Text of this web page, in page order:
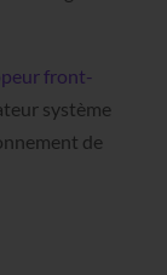
front-
système
de